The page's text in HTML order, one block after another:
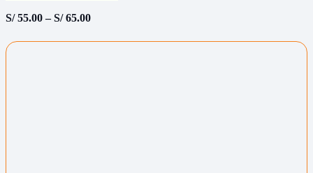
S/55.00–S/65.00